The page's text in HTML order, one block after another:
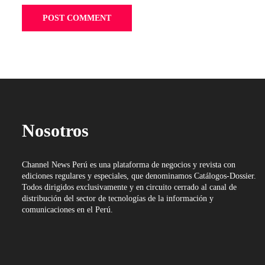
Nosotros
Channel News Perú es una plataforma de negocios y revista con
ediciones regulares y especiales, que denominamos Catálogos-Dossier.
Todos dirigidos exclusivamente y en circuito cerrado al canal de
distribución del sector de tecnologías de la información y
comunicaciones en el Perú.